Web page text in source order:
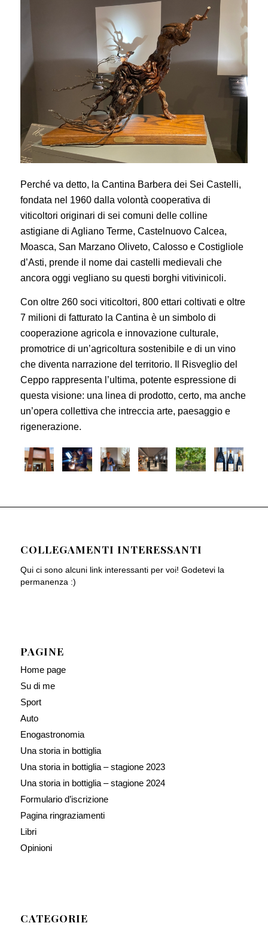
Perché va detto, ­la Cantina Barbera dei Sei Castelli,
fondata nel 1960 dalla volontà cooperativa di
viticoltori originari di sei comuni delle colline
astigiane di Agliano Terme, Castelnuovo Calcea,
Moasca, San Marzano Oliveto, Calosso e Costigliole
d’Asti, prende il nome dai castelli medievali che
ancora oggi vegliano su questi borghi vitivinicoli.
Con oltre 260 soci viticoltori, 800 ettari coltivati e oltre
7 milioni di fatturato la Cantina è un simbolo di
cooperazione agricola e innovazione culturale,
promotrice di un’agricoltura sostenibile e di un vino
che diventa narrazione del territorio.­ Il Risveglio del
Ceppo rappresenta l’ultima, potente espressione di
questa visione: una linea di prodotto, certo, ma anche
un’opera collettiva che intreccia arte, paesaggio e
rigenerazione.­
COLLEGAMENTI INTERESSANTI
Qui ci sono alcuni link interessanti per voi! Godetevi la
permanenza :)
PAGINE
Home page
Su di me
Sport
Auto
Enogastronomia
Una storia in bottiglia
Una storia in bottiglia – stagione 2023
Una storia in bottiglia – stagione 2024
Formulario d’iscrizione
Pagina ringraziamenti
Libri
Opinioni
CATEGORIE